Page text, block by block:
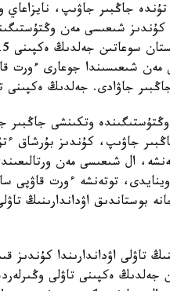
تۇندە جاڭبىر جاۋىپ،
شىعىسى مەن
مەن شىعىسىندا جوعارى ءورت
جەلدىڭ ەكپىنى تۇندە 15- 20 م/س-قا دەيىن
وتكىنشى جاڭبىر
جاۋىپ، كۇندىز بۇرشاق
ال شىعىسى مەن
توتەنشە ءورت قاۋپى
بوستاندىق اۋداندارىنىڭ
تاۋلى اۋداندارىندا